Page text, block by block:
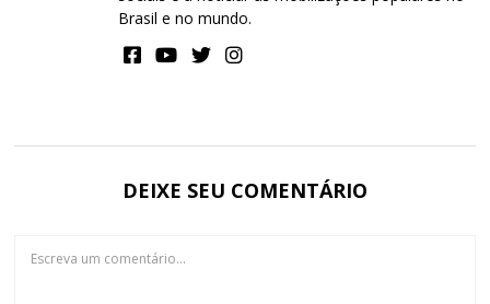
Brasil e no mundo.
DEIXE SEU COMENTÁRIO